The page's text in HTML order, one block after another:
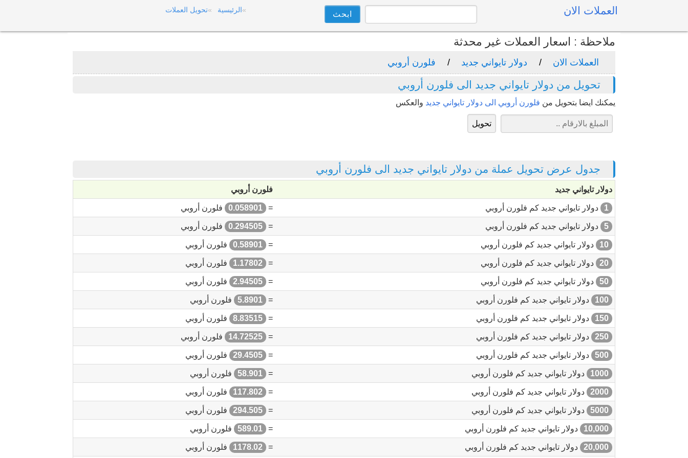
العملات الان الرئيسية تحويل العملات
ملاحظة : اسعار العملات غير محدثة
العملات الان دولار تايواني جديد فلورن أروبي
تحويل من دولار تايواني جديد الى فلورن أروبي
يمكنك ايضا بتحويل من فلورن أروبي الى دولار تايواني جديد والعكس
جدول عرض تحويل عملة من دولار تايواني جديد الى فلورن أروبي
دولار تايواني جديد فلورن أروبي
1 دولار تايواني جديد كم فلورن أروبي =
0.058901 فلورن أروبي
5 دولار تايواني جديد كم فلورن أروبي =
0.294505 فلورن أروبي
10 دولار تايواني جديد كم فلورن أروبي =
0.58901 فلورن أروبي
20 دولار تايواني جديد كم فلورن أروبي =
1.17802 فلورن أروبي
50 دولار تايواني جديد كم فلورن أروبي =
2.94505 فلورن أروبي
100 دولار تايواني جديد كم فلورن أروبي =
5.8901 فلورن أروبي
150 دولار تايواني جديد كم فلورن أروبي =
8.83515 فلورن أروبي
250 دولار تايواني جديد كم فلورن أروبي =
14.72525 فلورن أروبي
500 دولار تايواني جديد كم فلورن أروبي =
29.4505 فلورن أروبي
1000 دولار تايواني جديد كم فلورن أروبي =
58.901 فلورن أروبي
2000 دولار تايواني جديد كم فلورن أروبي =
117.802 فلورن أروبي
5000 دولار تايواني جديد كم فلورن أروبي =
294.505 فلورن أروبي
10,000 دولار تايواني جديد كم فلورن أروبي =
589.01 فلورن أروبي
20,000 دولار تايواني جديد كم فلورن أروبي =
1178.02 فلورن أروبي